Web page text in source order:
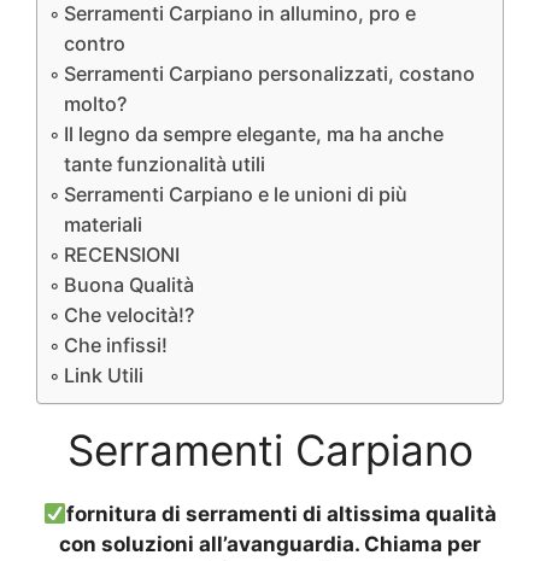
Serramenti Carpiano in allumino, pro e
contro
Serramenti Carpiano personalizzati, costano
molto?
Il legno da sempre elegante, ma ha anche
tante funzionalità utili
Serramenti Carpiano e le unioni di più
materiali
RECENSIONI
Buona Qualità
Che velocità!?
Che infissi!
Link Utili
Serramenti Carpiano
fornitura di serramenti di altissima qualità
con soluzioni all’avanguardia. Chiama per